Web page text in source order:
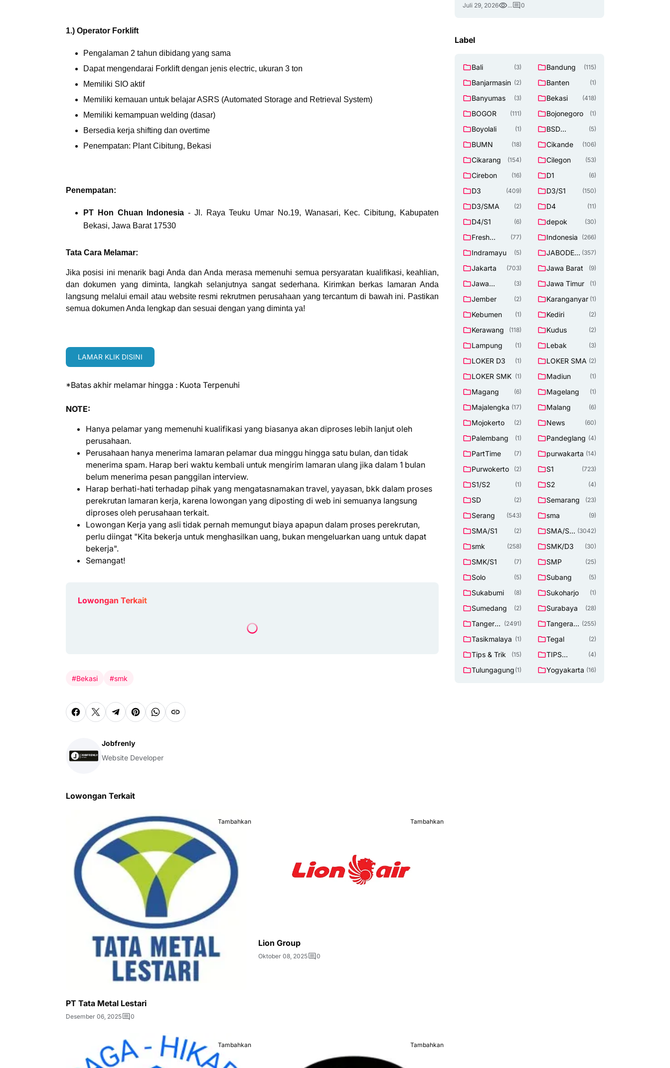
1.) Operator Forklift
Pengalaman 2 tahun dibidang yang sama
Dapat mengendarai Forkliftdengan jenis electric, ukuran 3 ton
Memiliki SIO aktif
Memiliki kemauan untuk belajar ASRS (Automated Storage and Retrieval System)
Memiliki kemampuan welding (dasar)
Bersedia kerja shifting dan overtime
Penempatan: PlantCibitung, Bekasi
Penempatan:
PT Hon Chuan Indonesia - Jl. Raya Teuku Umar No.19, Wanasari, Kec. Cibitung, Kabupaten
Bekasi, Jawa Barat 17530
Tata Cara Melamar:
Jika posisi ini menarik bagi Anda dan Anda merasa memenuhi semua persyaratan kualifikasi, keahlian,
dan dokumen yang diminta, langkah selanjutnya sangat sederhana. Kirimkan berkas lamaran Anda
langsung melalui email atau website resmi rekrutmen perusahaan yang tercantum di bawah ini. Pastikan
semua dokumen Anda lengkap dan sesuai dengan yang diminta ya!
LAMAR KLIK DISINI
*Batas akhir melamar hingga : Kuota Terpenuhi
NOTE:
Hanya pelamar yang memenuhi kualifikasi yang biasanya akan diproses lebih lanjut oleh
perusahaan.
Perusahaan hanya menerima lamaran pelamar dua minggu hingga satu bulan, dan tidak
menerima spam. Harap beri waktu kembali untuk mengirim lamaran ulang jika dalam 1 bulan
belum menerima pesan panggilan interview.
Harap berhati-hati terhadap pihak yang mengatasnamakan travel, yayasan, bkk dalam proses
perekrutan lamaran kerja, karena lowongan yang diposting di web ini semuanya langsung
diproses oleh perusahaan terkait.
Lowongan Kerja yang asli tidak pernah memungut biaya apapun dalam proses perekrutan,
perlu diingat "Kita bekerja untuk menghasilkan uang, bukan mengeluarkan uang untuk dapat
bekerja".
Semangat!
Lowongan Terkait
#Bekasi #smk
Jobfrenly
Website Developer
Lowongan Terkait
Tambahkan
PT Tata Metal Lestari
Desember 06, 2025 0
Tambahkan
Lion Group
Oktober 08, 2025 0
Tambahkan Tambahkan
Juli 29, 2026 ... 0
Label
Bali (3) Bandung (115)
Banjarmasin (2) Banten (1)
Banyumas (3) Bekasi (418)
BOGOR (111) Bojonegoro (1)
Boyolali (1)
BSD
TANGERAN
G SELATAN
(5)
BUMN (18) Cikande (106)
Cikarang (154) Cilegon (53)
Cirebon (16) D1 (6)
D3 (409) D3/S1 (150)
D3/SMA (2) D4 (11)
D4/S1 (6) depok (30)
Fresh
(77) Indonesia (266)
Indramayu (5)
JABODET (357)
Jakarta (703) Jawa Barat (9)
Jawa
(3) Jawa Timur (1)
Jember (2) Karanganyar (1)
Kebumen (1) Kediri (2)
Kerawang (118) Kudus (2)
Lampung (1) Lebak (3)
LOKER D3 (1) LOKER SMA (2)
LOKER SMK (1) Madiun (1)
Magang (6) Magelang (1)
Majalengka (17) Malang (6)
Mojokerto (2) News (60)
Palembang (1) Pandeglang (4)
PartTime (7) purwakarta (14)
Purwokerto (2) S1 (723)
S1/S2 (1) S2 (4)
SD (2) Semarang (23)
Serang (543) sma (9)
SMA/S1 (2)
SMA/SM (3042)
smk (258) SMK/D3 (30)
SMK/S1 (7) SMP (25)
Solo (5) Subang (5)
Sukabumi (8) Sukoharjo (1)
Sumedang (2) Surabaya (28)
Tangeran (2491)
Tangerang (255)
Tasikmalaya (1) Tegal (2)
Tips & Trik (15)
TIPS
Kerja
(4)
Tulungagung (1) Yogyakarta (16)